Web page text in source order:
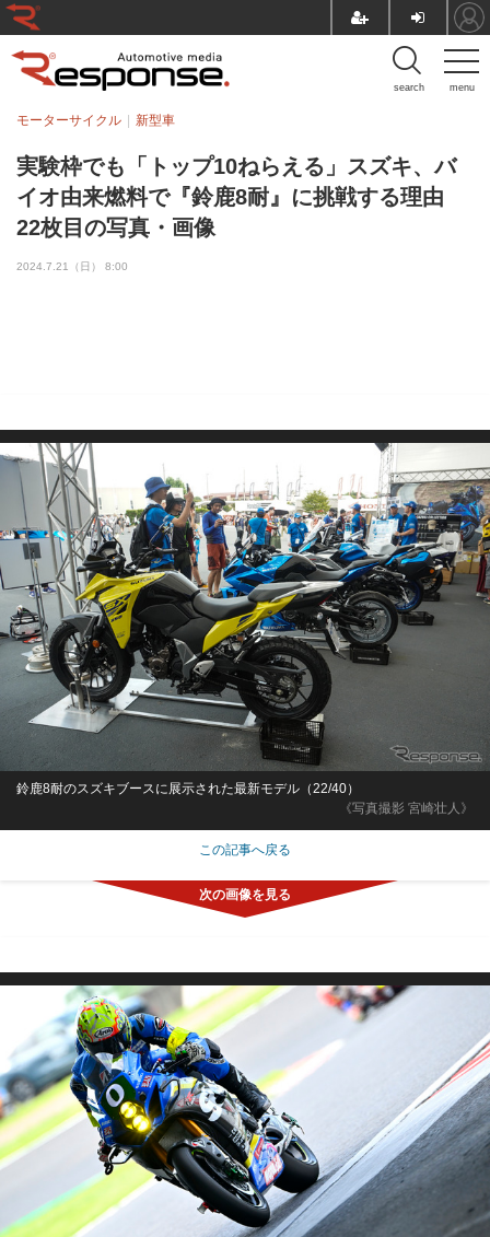
menu
search
実験枠でも「トップ10ねらえる」スズキ、バ
イオ由来燃料で『鈴鹿8耐』に挑戦する理由
22枚目の写真・画像
モーターサイクル 新型車
2024.7.21（日） 8:00
《写真撮影 宮崎壮人》
鈴鹿8耐のスズキブースに展示された最新モデル（22/40）
この記事へ戻る